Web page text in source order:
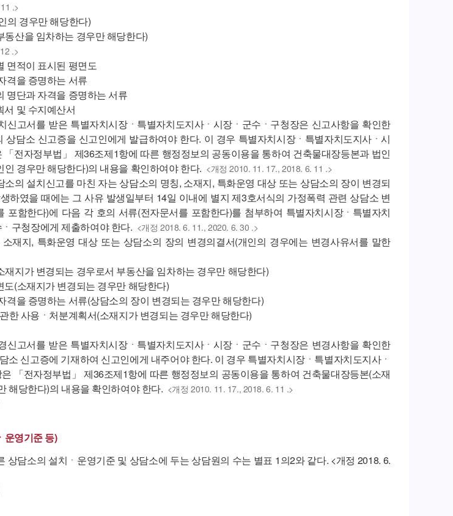
.>
의 경우만 해당한다)
동산을 임차하는 경우만 해당한다)
.>
면적이 표시된 평면도
격을 증명하는 서류
명단과 자격을 증명하는 서류
서 및 수지예산서
고서를 받은 특별자치시장ㆍ특별자치도지사ㆍ시장ㆍ군수ㆍ구청장은 신고사항을 확인한
상담소 신고증을 신고인에게 발급하여야 한다. 이 경우 특별자치시장ㆍ특별자치도지사ㆍ시
「전자정부법」 제36조제1항에 따른 행정정보의 공동이용을 통하여 건축물대장등본과 법인
경우만 해당한다)의 내용을 확인하여야 한다. <개정 2010. 11. 17., 2018. 6. 11 .>
의 설치신고를 마친 자는 상담소의 명칭, 소재지, 특화운영 대상 또는 상담소의 장이 변경되
하였을 때에는 그 사유 발생일부터 14일 이내에 별지 제3호서식의 가정폭력 관련 상담소 변
포함한다)에 다음 각 호의 서류(전자문서를 포함한다)를 첨부하여 특별자치시장ㆍ특별자치
구청장에게 제출하여야 한다. <개정 2018. 6. 11., 2020. 6. 30 .>
재지, 특화운영 대상 또는 상담소의 장의 변경의결서(개인의 경우에는 변경사유서를 말한
재지가 변경되는 경우로서 부동산을 임차하는 경우만 해당한다)
도(소재지가 변경되는 경우만 해당한다)
격을 증명하는 서류(상담소의 장이 변경되는 경우만 해당한다)
한 사용ㆍ처분계획서(소재지가 변경되는 경우만 해당한다)
고서를 받은 특별자치시장ㆍ특별자치도지사ㆍ시장ㆍ군수ㆍ구청장은 변경사항을 확인한
소 신고증에 기재하여 신고인에게 내주어야 한다. 이 경우 특별자치시장ㆍ특별자치도지사ㆍ
「전자정부법」 제36조제1항에 따른 행정정보의 공동이용을 통하여 건축물대장등본(소재
해당한다)의 내용을 확인하여야 한다. <개정 2010. 11. 17., 2018. 6. 11 .>
운영기준 등)
상담소의 설치ㆍ운영기준 및 상담소에 두는 상담원의 수는 별표 1의2와 같다. <개정 2018. 6.